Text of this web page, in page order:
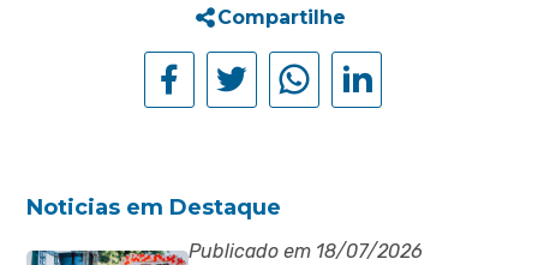
Compartilhe
Noticias em Destaque
Publicado em 18/07/2026